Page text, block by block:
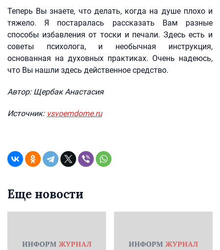
Теперь Вы знаете, что делать, когда на душе плохо и
тяжело. Я постаралась рассказать Вам разные
способы избавления от тоски и печали. Здесь есть и
советы психолога, и необычная инструкция,
основанная на духовных практиках. Очень надеюсь,
что Вы нашли здесь действенное средство.
Автор: Щербак Анастасия
Источник: vsvoemdome.ru
Еще новости